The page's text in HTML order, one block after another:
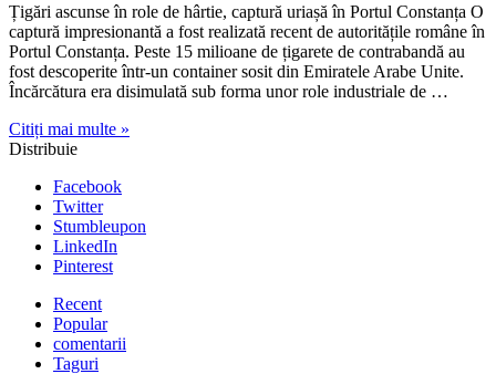
Țigări ascunse în role de hârtie, captură uriașă în Portul Constanța O
captură impresionantă a fost realizată recent de autoritățile române în
Portul Constanța. Peste 15 milioane de țigarete de contrabandă au
fost descoperite într-un container sosit din Emiratele Arabe Unite.
Încărcătura era disimulată sub forma unor role industriale de …
Citiți mai multe »
Distribuie
Facebook
Twitter
Stumbleupon
LinkedIn
Pinterest
Recent
Popular
comentarii
Taguri